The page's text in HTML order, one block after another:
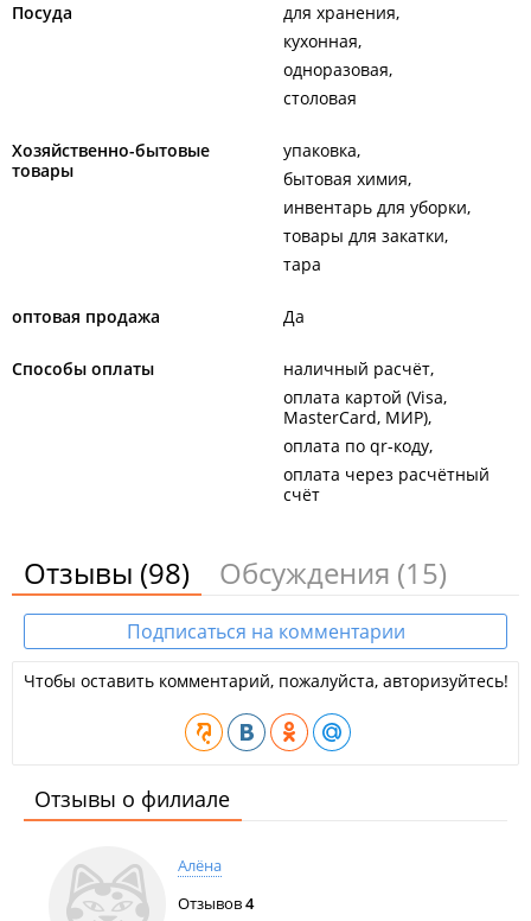
Посуда
для хранения
кухонная
одноразовая
столовая
Хозяйственно-бытовые
товары
упаковка
бытовая химия
инвентарь для уборки
товары для закатки
тара
оптовая продажа Да
Способы оплаты
наличный расчёт
оплата картой (Visa,
MasterCard, МИР)
оплата по qr-коду
оплата через расчётный
счёт
Отзывы (98) Обсуждения (15)
Подписаться на комментарии
Чтобы оставить комментарий, пожалуйста, авторизуйтесь!
Отзывы о филиале
Алёна
Отзывов4